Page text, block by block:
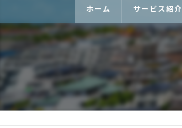
ホーム サービス紹介